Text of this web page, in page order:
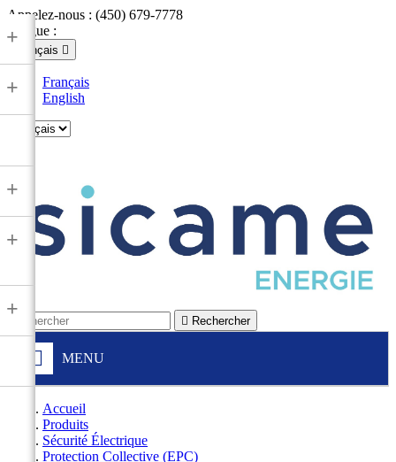
Appelez-nous : (450) 679-7778
Langue :
Français 
Français
English
 Rechercher
MENU
+
+
+
+
+
Accueil
Produits
Sécurité Électrique
Protection Collective (EPC)